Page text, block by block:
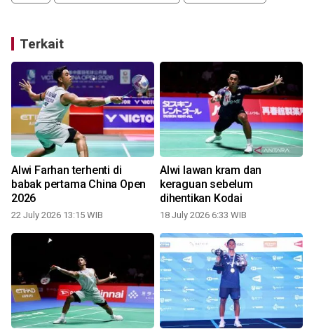
Terkait
Alwi Farhan terhenti di
babak pertama China Open
2026
22 July 2026 13:15 WIB
Alwi lawan kram dan
keraguan sebelum
dihentikan Kodai
18 July 2026 6:33 WIB